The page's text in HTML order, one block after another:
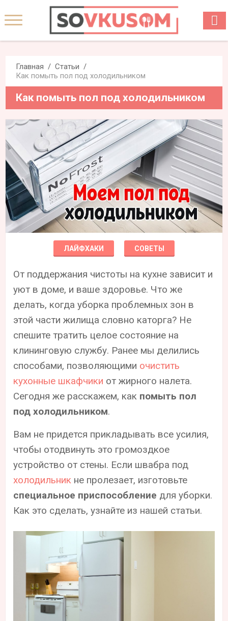
Главная
Статьи
Как помыть пол под холодильником
Как помыть пол под холодильником
ЛАЙФХАКИ СОВЕТЫ
От поддержания чистоты на кухне зависит и
уют в доме, и ваше здоровье. Что же
делать, когда уборка проблемных зон в
этой части жилища словно каторга? Не
спешите тратить целое состояние на
клининговую службу. Ранее мы делились
способами, позволяющими очистить
кухонные шкафчики от жирного налета.
Сегодня же расскажем, как помыть пол
под холодильником.
Вам не придется прикладывать все усилия,
чтобы отодвинуть это громоздкое
устройство от стены. Если швабра под
холодильник не пролезает, изготовьте
специальное приспособление для уборки.
Как это сделать, узнайте из нашей статьи.